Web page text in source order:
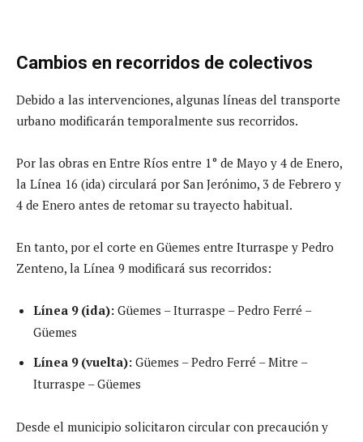
Cambios en recorridos de colectivos
Debido a las intervenciones, algunas líneas del transporte
urbano modificarán temporalmente sus recorridos.
Por las obras en Entre Ríos entre 1° de Mayo y 4 de Enero,
la Línea 16 (ida) circulará por San Jerónimo, 3 de Febrero y
4 de Enero antes de retomar su trayecto habitual.
En tanto, por el corte en Güemes entre Iturraspe y Pedro
Zenteno, la Línea 9 modificará sus recorridos:
Línea 9 (ida): Güemes – Iturraspe – Pedro Ferré –
Güemes
Línea 9 (vuelta): Güemes – Pedro Ferré – Mitre –
Iturraspe – Güemes
Desde el municipio solicitaron circular con precaución y